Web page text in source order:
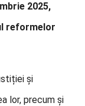
2025,
reformelor
și
lor, precum și